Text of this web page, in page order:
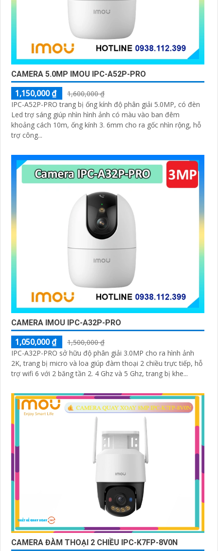
CAMERA 5.0MP IMOU IPC-A52P-PRO
1,150,000 ₫
1,600,000 ₫
IPC-A52P-PRO trang bị ống kính độ phân giải 5.0MP, có đèn
Led trợ sáng giúp nhìn hình ảnh có màu vào ban đêm
khoảng cách 10m, ống kính 3. 6mm cho ra gốc nhìn rộng, hỗ
trợ công...
CAMERA IMOU IPC-A32P-PRO
1,050,000 ₫
1,500,000 ₫
IPC-A32P-PRO sở hữu độ phân giải 3.0MP cho ra hình ảnh
2K, trang bị micro và loa giúp đàm thoại 2 chiều trực tiếp, hỗ
trợ wifi 6 với 2 băng tần 2. 4 Ghz và 5 Ghz, trang bị khe...
CAMERA ĐÀM THOẠI 2 CHIỀU IPC-K7FP-8V0N